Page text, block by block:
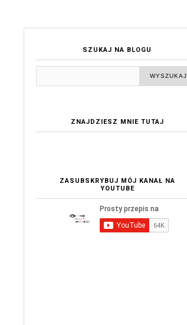
SZUKAJ NA BLOGU
ZNAJDZIESZ MNIE TUTAJ
ZASUBSKRYBUJ MÓJ KANAŁ NA
YOUTUBE